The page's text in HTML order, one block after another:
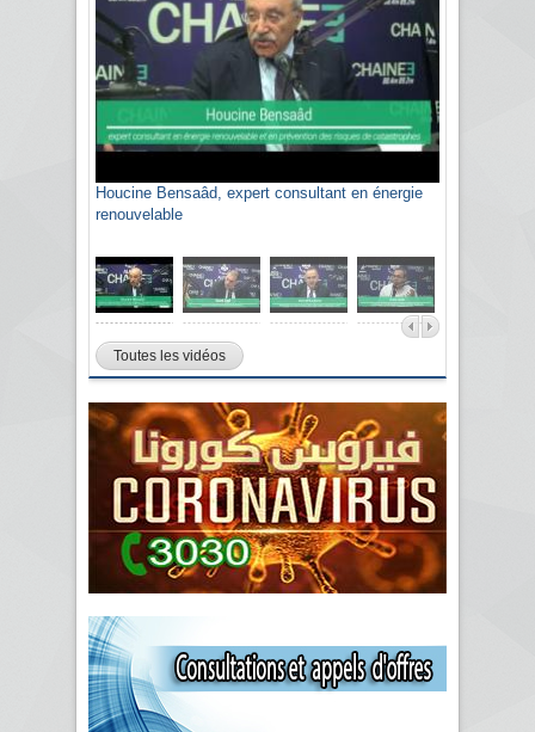
Houcine Bensaâd, expert consultant en énergie
renouvelable
Sami Agli, président de la Confédération
algérienne du patronat citoyen CAPC
Toutes les vidéos